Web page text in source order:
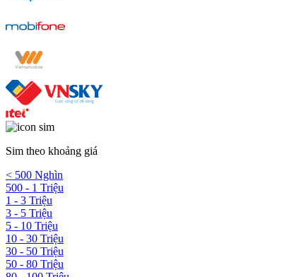
Sim theo khoảng giá
< 500 Nghìn
500 - 1 Triệu
1 - 3 Triệu
3 - 5 Triệu
5 - 10 Triệu
10 - 30 Triệu
30 - 50 Triệu
50 - 80 Triệu